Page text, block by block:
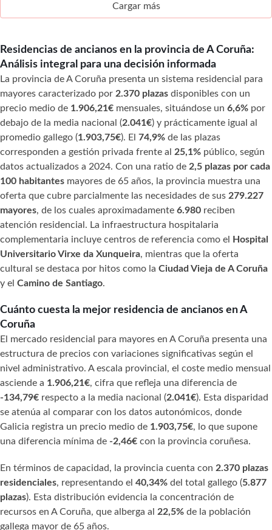
Cargar más
Residencias de ancianos en la provincia de A Coruña:
Análisis integral para una decisión informada
La provincia de A Coruña presenta un sistema residencial para
mayores caracterizado por 2.370 plazas disponibles con un
precio medio de 1.906,21€ mensuales, situándose un 6,6% por
debajo de la media nacional (2.041€) y prácticamente igual al
promedio gallego (1.903,75€). El 74,9% de las plazas
corresponden a gestión privada frente al 25,1% público, según
datos actualizados a 2024. Con una ratio de 2,5 plazas por cada
100 habitantes mayores de 65 años, la provincia muestra una
oferta que cubre parcialmente las necesidades de sus 279.227
mayores, de los cuales aproximadamente 6.980 reciben
atención residencial. La infraestructura hospitalaria
complementaria incluye centros de referencia como el
Hospital
Universitario Virxe da Xunqueira, mientras que la oferta
cultural se destaca por hitos como la Ciudad Vieja de A Coruña
y el Camino de Santiago.
Cuánto cuesta la mejor residencia de ancianos en A
Coruña
El mercado residencial para mayores en A Coruña presenta una
estructura de precios con variaciones significativas según el
nivel administrativo. A escala provincial, el coste medio mensual
asciende a 1.906,21€, cifra que refleja una diferencia de
-134,79€ respecto a la media nacional (2.041€). Esta disparidad
se atenúa al comparar con los datos autonómicos, donde
Galicia registra un precio medio de 1.903,75€, lo que supone
una diferencia mínima de -2,46€ con la provincia coruñesa.
En términos de capacidad, la provincia cuenta con 2.370 plazas
residenciales, representando el 40,34% del total gallego (5.877
plazas). Esta distribución evidencia la concentración de
recursos en A Coruña, que alberga al 22,5% de la población
gallega mayor de 65 años.